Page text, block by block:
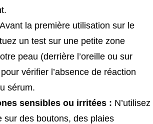
Avant la première utilisation sur le
un test sur une petite zone
peau (derrière l’oreille ou sur
vérifier l’absence de réaction
sérum.
sensibles ou irritées : N’utilisez
sur des boutons, des plaies